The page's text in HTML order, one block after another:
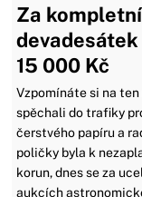
Za
15 000 Kč
Vzpomínáte si na
spěchali do trafiky
čerstvého papíru a
poličky byla k
korun, dnes se za
aukcích